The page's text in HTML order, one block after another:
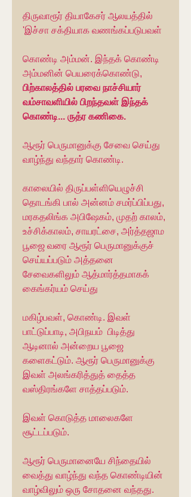
திருவாரூர் தியாகேசர் ஆலயத்தில்
'இச்சா சக்தியாக வணங்கப்படுபவள்
கொண்டி அம்மன். இந்தக் கொண்டி
அம்மனின் பெயரைக்கொண்டு,
பிற்காலத்தில் பரவை நாச்சியார்
வம்சாவளியில் பிறந்தவள் இந்தக்
கொண்டி... ருத்ர கணிகை.
ஆரூர் பெருமானுக்கு சேவை செய்து
வாழ்ந்து வந்தார் கொண்டி.
காலையில் திருப்பள்ளியெழுச்சி
தொடங்கி பால் அன்னம் சமர்ப்பிப்பது,
மரகதலிங்க அபிஷேகம், முதற் காலம்,
உச்சிக்காலம், சாயரட்சை, அர்த்தஜாம
பூஜை வரை ஆரூர் பெருமானுக்குச்
செய்யப்படும் அத்தனை
சேவைகளிலும் ஆத்மார்த்தமாகக்
கைங்கர்யம் செய்து
மகிழ்பவள், கொண்டி. இவள்
பாட்டுப்பாடி, அபிநயம்  பிடித்து
ஆடினால் அன்றைய பூஜை
களைகட்டும். ஆரூர் பெருமானுக்கு
இவள் அலங்கரித்துத் தைத்த
வஸ்திரங்களே சாத்தப்படும்.
இவள் கொடுத்த மாலைகளே
சூட்டப்படும்.
ஆரூர் பெருமானையே சிந்தையில்
வைத்து வாழ்ந்து வந்த கொண்டியின்
வாழ்விலும் ஒரு சோதனை வந்தது.